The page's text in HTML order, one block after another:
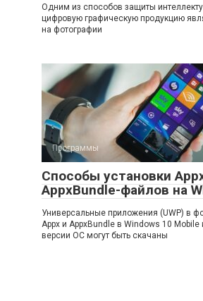
Одним из способов защиты
цифровую графическую продукцию
на фотографии
Программы
Способы установки
AppxBundle-файлов на
Универсальные приложения (UWP) в
Appx и AppxBundle в Windows 10 Mobile
версии ОС могут быть скачаны